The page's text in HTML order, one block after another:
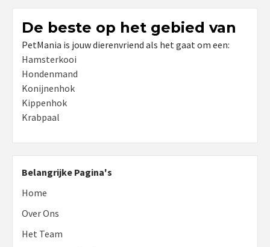
De beste op het gebied van
PetMania is jouw dierenvriend als het gaat om een:
Hamsterkooi
Hondenmand
Konijnenhok
Kippenhok
Krabpaal
Belangrijke Pagina's
Home
Over Ons
Het Team